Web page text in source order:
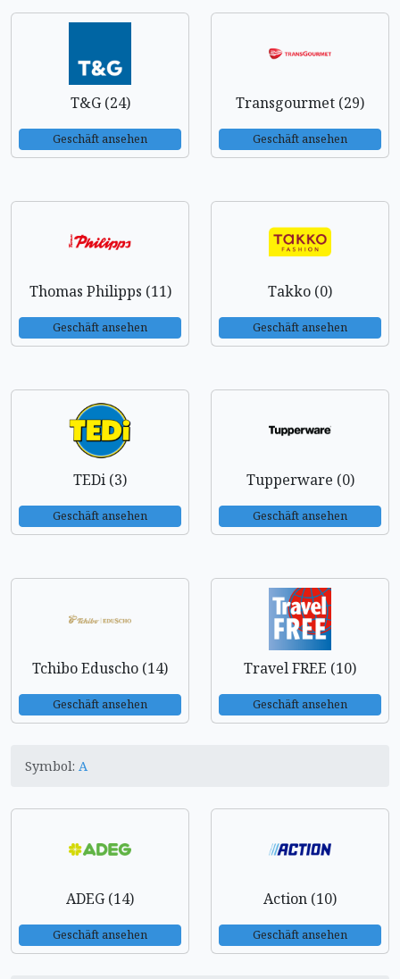
T&G (24)
Geschäft ansehen
Transgourmet (29)
Geschäft ansehen
Thomas Philipps (11)
Geschäft ansehen
Takko (0)
Geschäft ansehen
TEDi (3)
Geschäft ansehen
Tupperware (0)
Geschäft ansehen
Tchibo Eduscho (14)
Geschäft ansehen
Travel FREE (10)
Geschäft ansehen
Symbol: A
ADEG (14)
Geschäft ansehen
Action (10)
Geschäft ansehen